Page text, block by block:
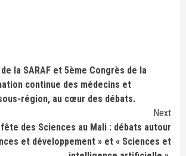
la SARAF et 5ème Congrès de la
continue des médecins et
région, au cœur des débats.
Next
des Sciences au Mali : débats autour
et développement » et « Sciences et